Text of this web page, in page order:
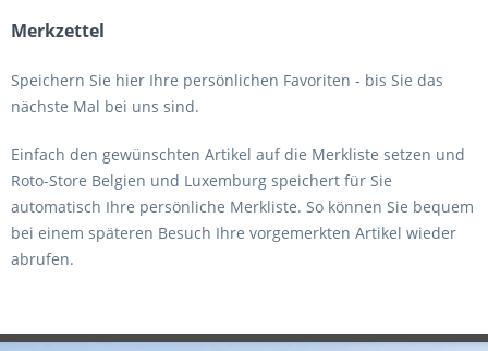
Merkzettel
Speichern Sie hier Ihre persönlichen Favoriten - bis Sie das
nächste Mal bei uns sind.
Einfach den gewünschten Artikel auf die Merkliste setzen und
Roto-Store Belgien und Luxemburg speichert für Sie
automatisch Ihre persönliche Merkliste. So können Sie bequem
bei einem späteren Besuch Ihre vorgemerkten Artikel wieder
abrufen.